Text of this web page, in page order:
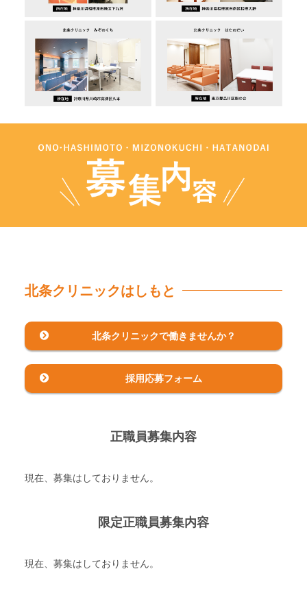
北条クリニックはしもと
北条クリニックで働きませんか？
採用応募フォーム
正職員募集内容
現在、募集はしておりません。
限定正職員募集内容
現在、募集はしておりません。